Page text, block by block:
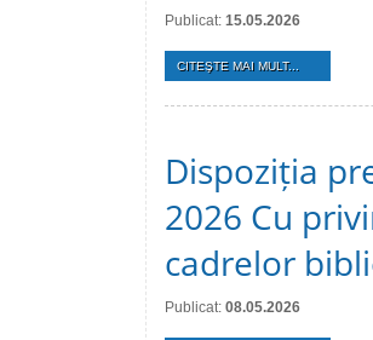
Publicat: 15.05.2026
CITEŞTE MAI MULT...
Dispoziția
2026 Cu
cadrelor
Publicat: 08.05.2026